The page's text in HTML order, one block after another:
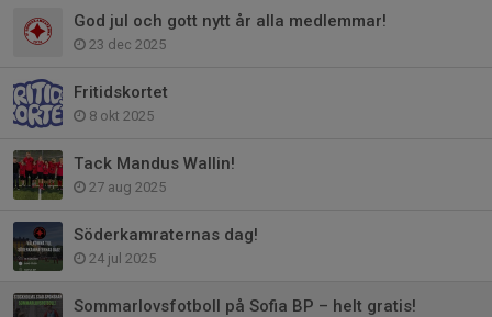
God jul och gott nytt år alla medlemmar!
23 dec 2025
Fritidskortet
8 okt 2025
Tack Mandus Wallin!
27 aug 2025
Söderkamraternas dag!
24 jul 2025
Sommarlovsfotboll på Sofia BP – helt gratis!